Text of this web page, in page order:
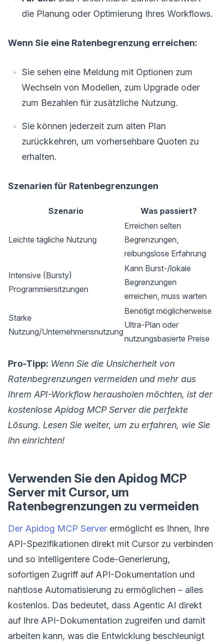
die Planung oder Optimierung Ihres Workflows.
Wenn Sie eine Ratenbegrenzung erreichen:
Sie sehen eine Meldung mit Optionen zum
Wechseln von Modellen, zum Upgrade oder
zum Bezahlen für zusätzliche Nutzung.
Sie können jederzeit zum alten Plan
zurückkehren, um vorhersehbare Quoten zu
erhalten.
Szenarien für Ratenbegrenzungen
Szenario Was passiert?
Leichte tägliche Nutzung
Erreichen selten
Begrenzungen,
reibungslose Erfahrung
Intensive (Bursty)
Programmiersitzungen
Kann Burst-/lokale
Begrenzungen
erreichen, muss warten
Starke
Nutzung/Unternehmensnutzung
Benötigt möglicherweise
Ultra-Plan oder
nutzungsbasierte Preise
Pro-Tipp: Wenn Sie die Unsicherheit von
Ratenbegrenzungen vermeiden und mehr aus
Ihrem API-Workflow herausholen möchten, ist der
kostenlose Apidog MCP Server die perfekte
Lösung. Lesen Sie weiter, um zu erfahren, wie Sie
ihn einrichten!
Verwenden Sie den Apidog MCP
Server mit Cursor, um
Ratenbegrenzungen zu vermeiden
Der Apidog MCP Server ermöglicht es Ihnen, Ihre
API-Spezifikationen direkt mit Cursor zu verbinden
und so intelligentere Code-Generierung,
sofortigen Zugriff auf API-Dokumentation und
nahtlose Automatisierung zu ermöglichen – alles
kostenlos. Das bedeutet, dass Agentic AI direkt
auf Ihre API-Dokumentation zugreifen und damit
arbeiten kann, was die Entwicklung beschleunigt